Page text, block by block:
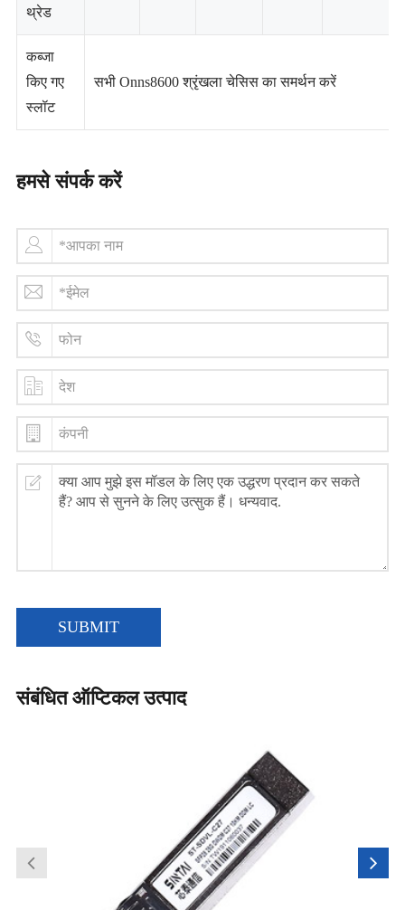
थ्रेड
कब्जा
किए गए
स्लॉट
सभी Onns8600 श्रृंखला चेसिस का समर्थन करें
हमसे संपर्क करें
SUBMIT
संबंधित ऑप्टिकल उत्पाद